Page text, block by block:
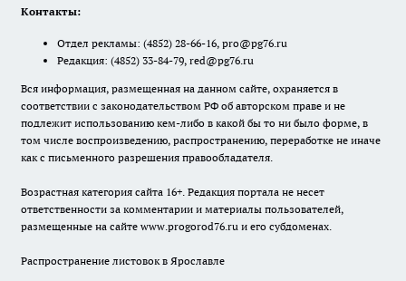
Контакты:
Отдел рекламы: (4852) 28-66-16, pro@pg76.ru
Редакция: (4852) 33-84-79, red@pg76.ru
Вся информация, размещенная на данном сайте, охраняется в
соответствии с законодательством РФ об авторском праве и не
подлежит использованию кем-либо в какой бы то ни было форме, в
том числе воспроизведению, распространению, переработке не иначе
как с письменного разрешения правообладателя.
Возрастная категория сайта 16+. Редакция портала не несет
ответственности за комментарии и материалы пользователей,
размещенные на сайте www.progorod76.ru и его субдоменах.
Распространение листовок в Ярославле